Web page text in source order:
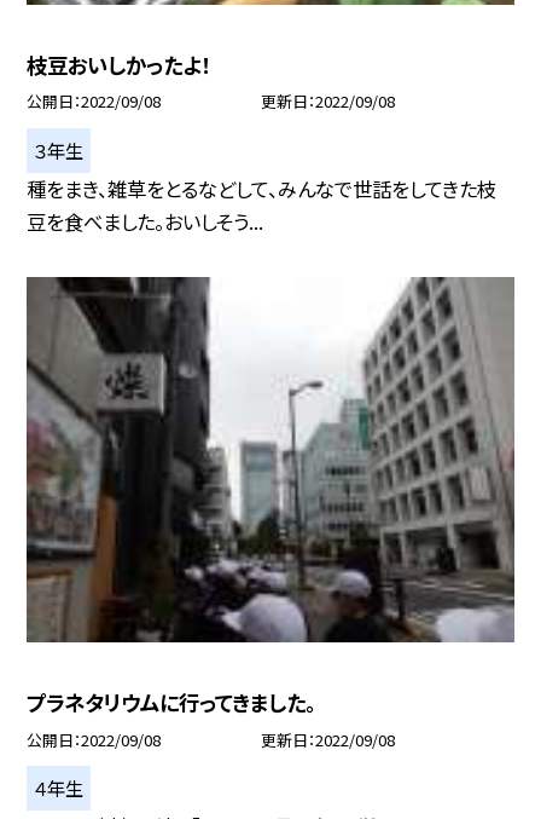
枝豆おいしかったよ！
公開日 2022/09/08 更新日 2022/09/08
３年生
種をまき、雑草をとるなどして、みんなで世話をしてきた枝
豆を食べました。おいしそう...
プラネタリウムに行ってきました。
公開日 2022/09/08 更新日 2022/09/08
４年生